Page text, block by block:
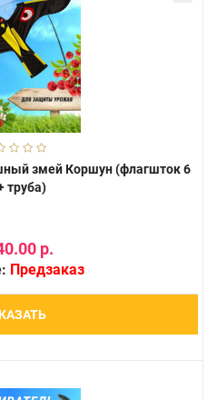
змей Коршун (флагшток 6
труба)
р.
Предзаказ